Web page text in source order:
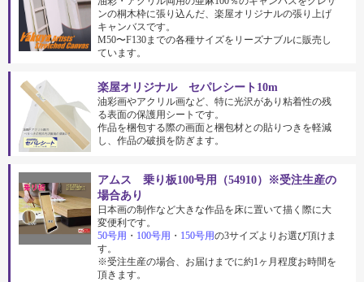
ンの桐木枠に張り込んだ、楽屋オリジナルの張り上げ
キャンバスです。
M50〜F130までの各種サイズをリーズナブルに販売し
ています。
楽屋オリジナル セパレシート10m
油彩画やアクリル画など、特に光沢があり粘着性の残
る表面の保護用シートです。
作品を梱包する際の画面と梱包材との貼りつきを軽減
し、作品の破損を防ぎます。
アムス 乗り板100号用（54910）※受注生産の
場合あり
日本画の制作など大きな作品を床に置いて描く際に大
変便利です。
50号用 ・ 100号用 ・ 150号用の3サイズよりお選び頂けま
す。
※受注生産の場合、お届けまでに約1ヶ月程度お時間を
頂きます。